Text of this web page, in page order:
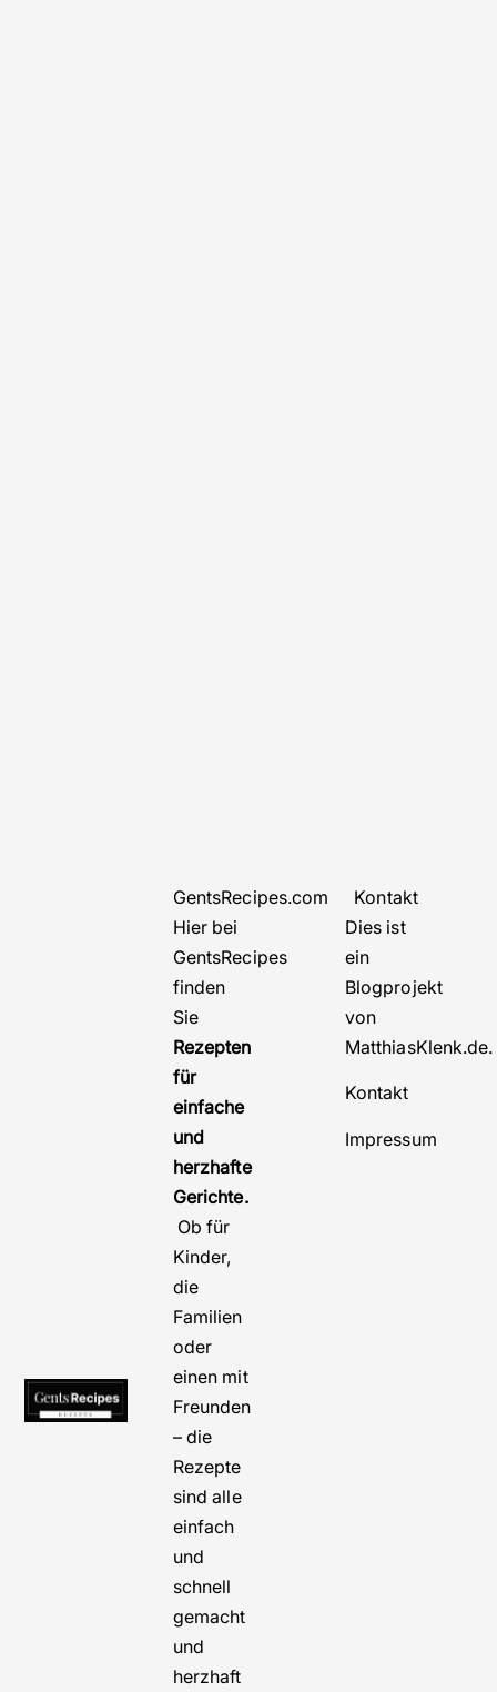
GentsRecipes.com
Hier bei
GentsRecipes
finden
Sie
Rezepten
für
einfache
und
herzhafte
Gerichte.
Ob für
Kinder,
die
Familien
oder
einen mit
Freunden
– die
Rezepte
sind alle
einfach
und
schnell
gemacht
und
herzhaft
Kontakt
Dies ist
ein
Blogprojekt
von
MatthiasKlenk.de.
Kontakt
Impressum